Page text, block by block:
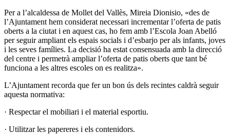
Per a l’alcaldessa de Mollet del Vallès, Mireia Dionisio, «des de
l’Ajuntament hem considerat necessari incrementar l’oferta de patis
oberts a la ciutat i en aquest cas, ho fem amb l’Escola Joan Abelló
per seguir ampliant els espais socials i d’esbarjo per als infants, joves
i les seves famílies. La decisió ha estat consensuada amb la direcció
del centre i permetrà ampliar l’oferta de patis oberts que tant bé
funciona a les altres escoles on es realitza».
L’Ajuntament recorda que fer un bon ús dels recintes caldrà seguir
aquesta normativa:
· Respectar el mobiliari i el material esportiu.
· Utilitzar les papereres i els contenidors.